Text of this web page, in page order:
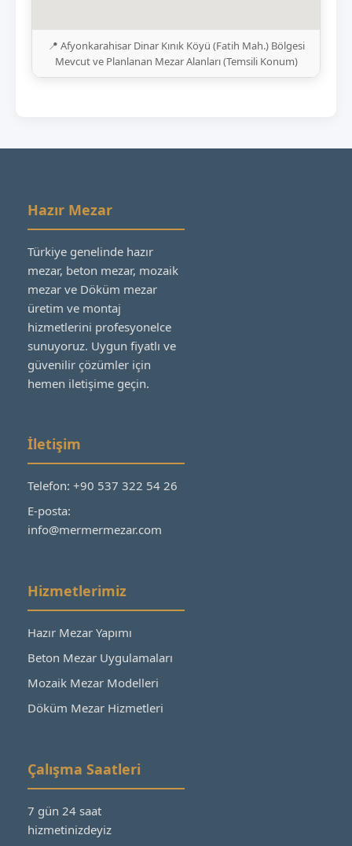
📍 Afyonkarahisar Dinar Kınık Köyü (Fatih Mah.) Bölgesi
Mevcut ve Planlanan Mezar Alanları (Temsili Konum)
Hazır Mezar
Türkiye genelinde hazır
mezar, beton mezar, mozaik
mezar ve Döküm mezar
üretim ve montaj
hizmetlerini profesyonelce
sunuyoruz. Uygun fiyatlı ve
güvenilir çözümler için
hemen iletişime geçin.
İletişim
Telefon: +90 537 322 54 26
E-posta:
info@mermermezar.com
Hizmetlerimiz
Hazır Mezar Yapımı
Beton Mezar Uygulamaları
Mozaik Mezar Modelleri
Döküm Mezar Hizmetleri
Çalışma Saatleri
7 gün 24 saat
hizmetinizdeyiz